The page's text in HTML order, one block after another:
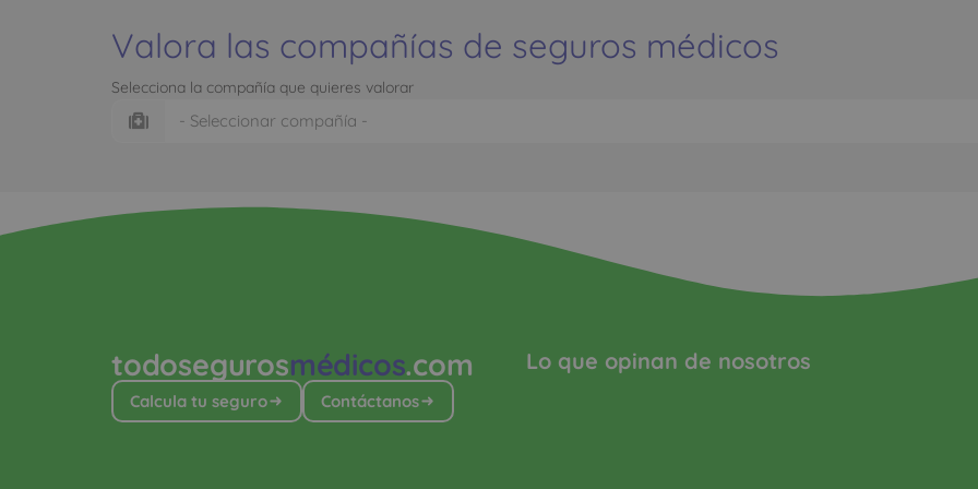
Valora las compañías de seguros médicos
Selecciona la compañía que quieres valorar
todosegurosmédicos.com
Calcula tu seguro Contáctanos
Lo que opinan de nosotros